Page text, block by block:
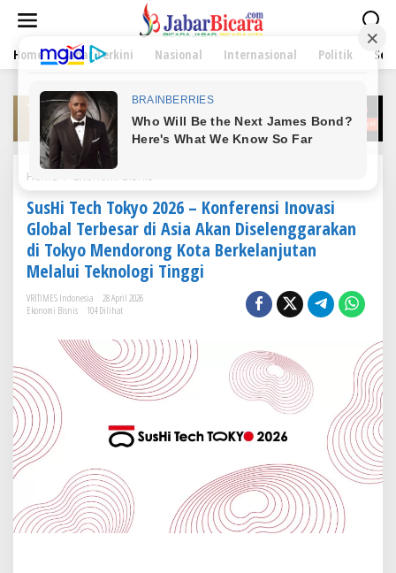
t
Home Jabar Terkini Nasional Internasional Politik
Home Ekonomi Bisnis
u
s
H
i
T
e
k
y
o
2
2
6
SusHi Tech Tokyo 2026 – Konferensi Inovasi
Global Terbesar di Asia Akan Diselenggarakan
di Tokyo Mendorong Kota Berkelanjutan
Melalui Teknologi Tinggi
VRITIMES Indonesia
28 April 2026
Ekonomi Bisnis
104 Dilihat